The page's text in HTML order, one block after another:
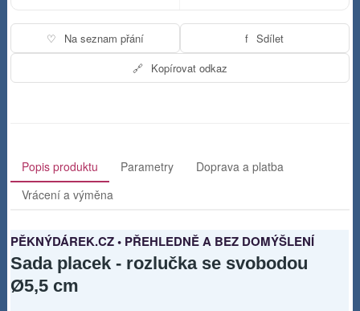
♡ Na seznam přání f Sdílet
🔗 Kopírovat odkaz
Popis produktu Parametry
Doprava a platba
Vrácení a výměna
PĚKNÝDÁREK.CZ • PŘEHLEDNĚ A BEZ DOMÝŠLENÍ
Sada placek - rozlučka se svobodou
Ø5,5 cm